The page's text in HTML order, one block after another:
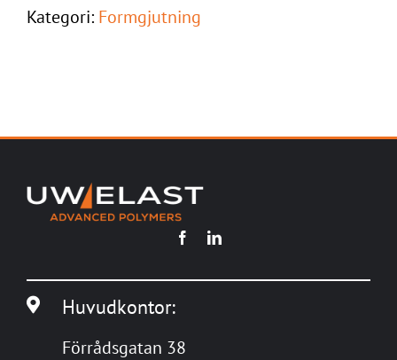
Kategori: Formgjutning
Huvudkontor:
Förrådsgatan 38